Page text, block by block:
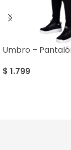
Umbro –
$ 1.799